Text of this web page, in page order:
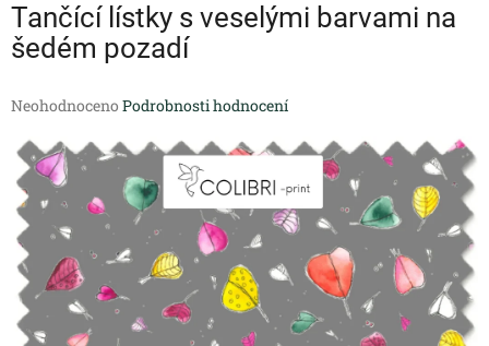
Tančící lístky s veselými barvami na
šedém pozadí
Průměrné
produktu
je
0,0
z
hvězdiček.
Neohodnoceno Podrobnosti hodnocení